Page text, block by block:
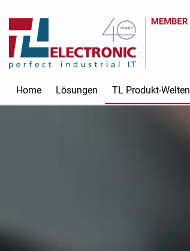
Home Lösungen TL Produkt-Welten